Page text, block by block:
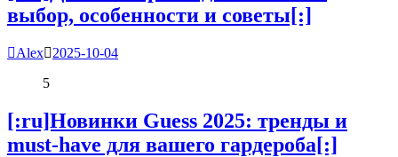
выбор, особенности и советы[:]
Alex
2025-10-04
5
[:ru]Новинки Guess 2025: тренды и
must-have для вашего гардероба[:]